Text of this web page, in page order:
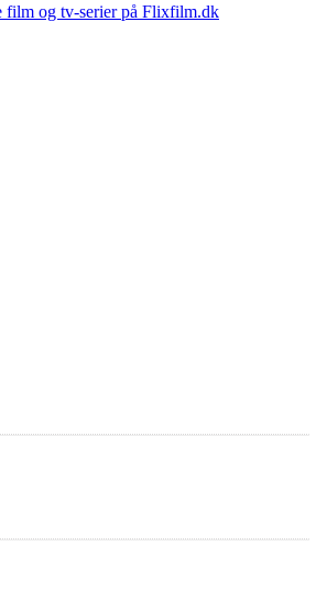
film og tv-serier på Flixfilm.dk